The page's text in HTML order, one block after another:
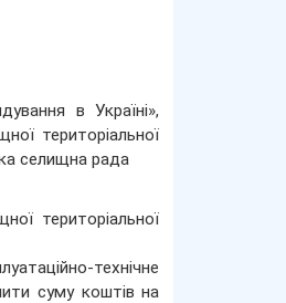
в Україні»,
територіальної
селищна рада
територіальної
технічне
суму коштів на